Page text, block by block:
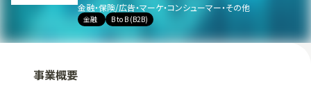
金融・保険/広告・マーケ・コンシューマー・その他
金融 B to B (B2B)
事業概要